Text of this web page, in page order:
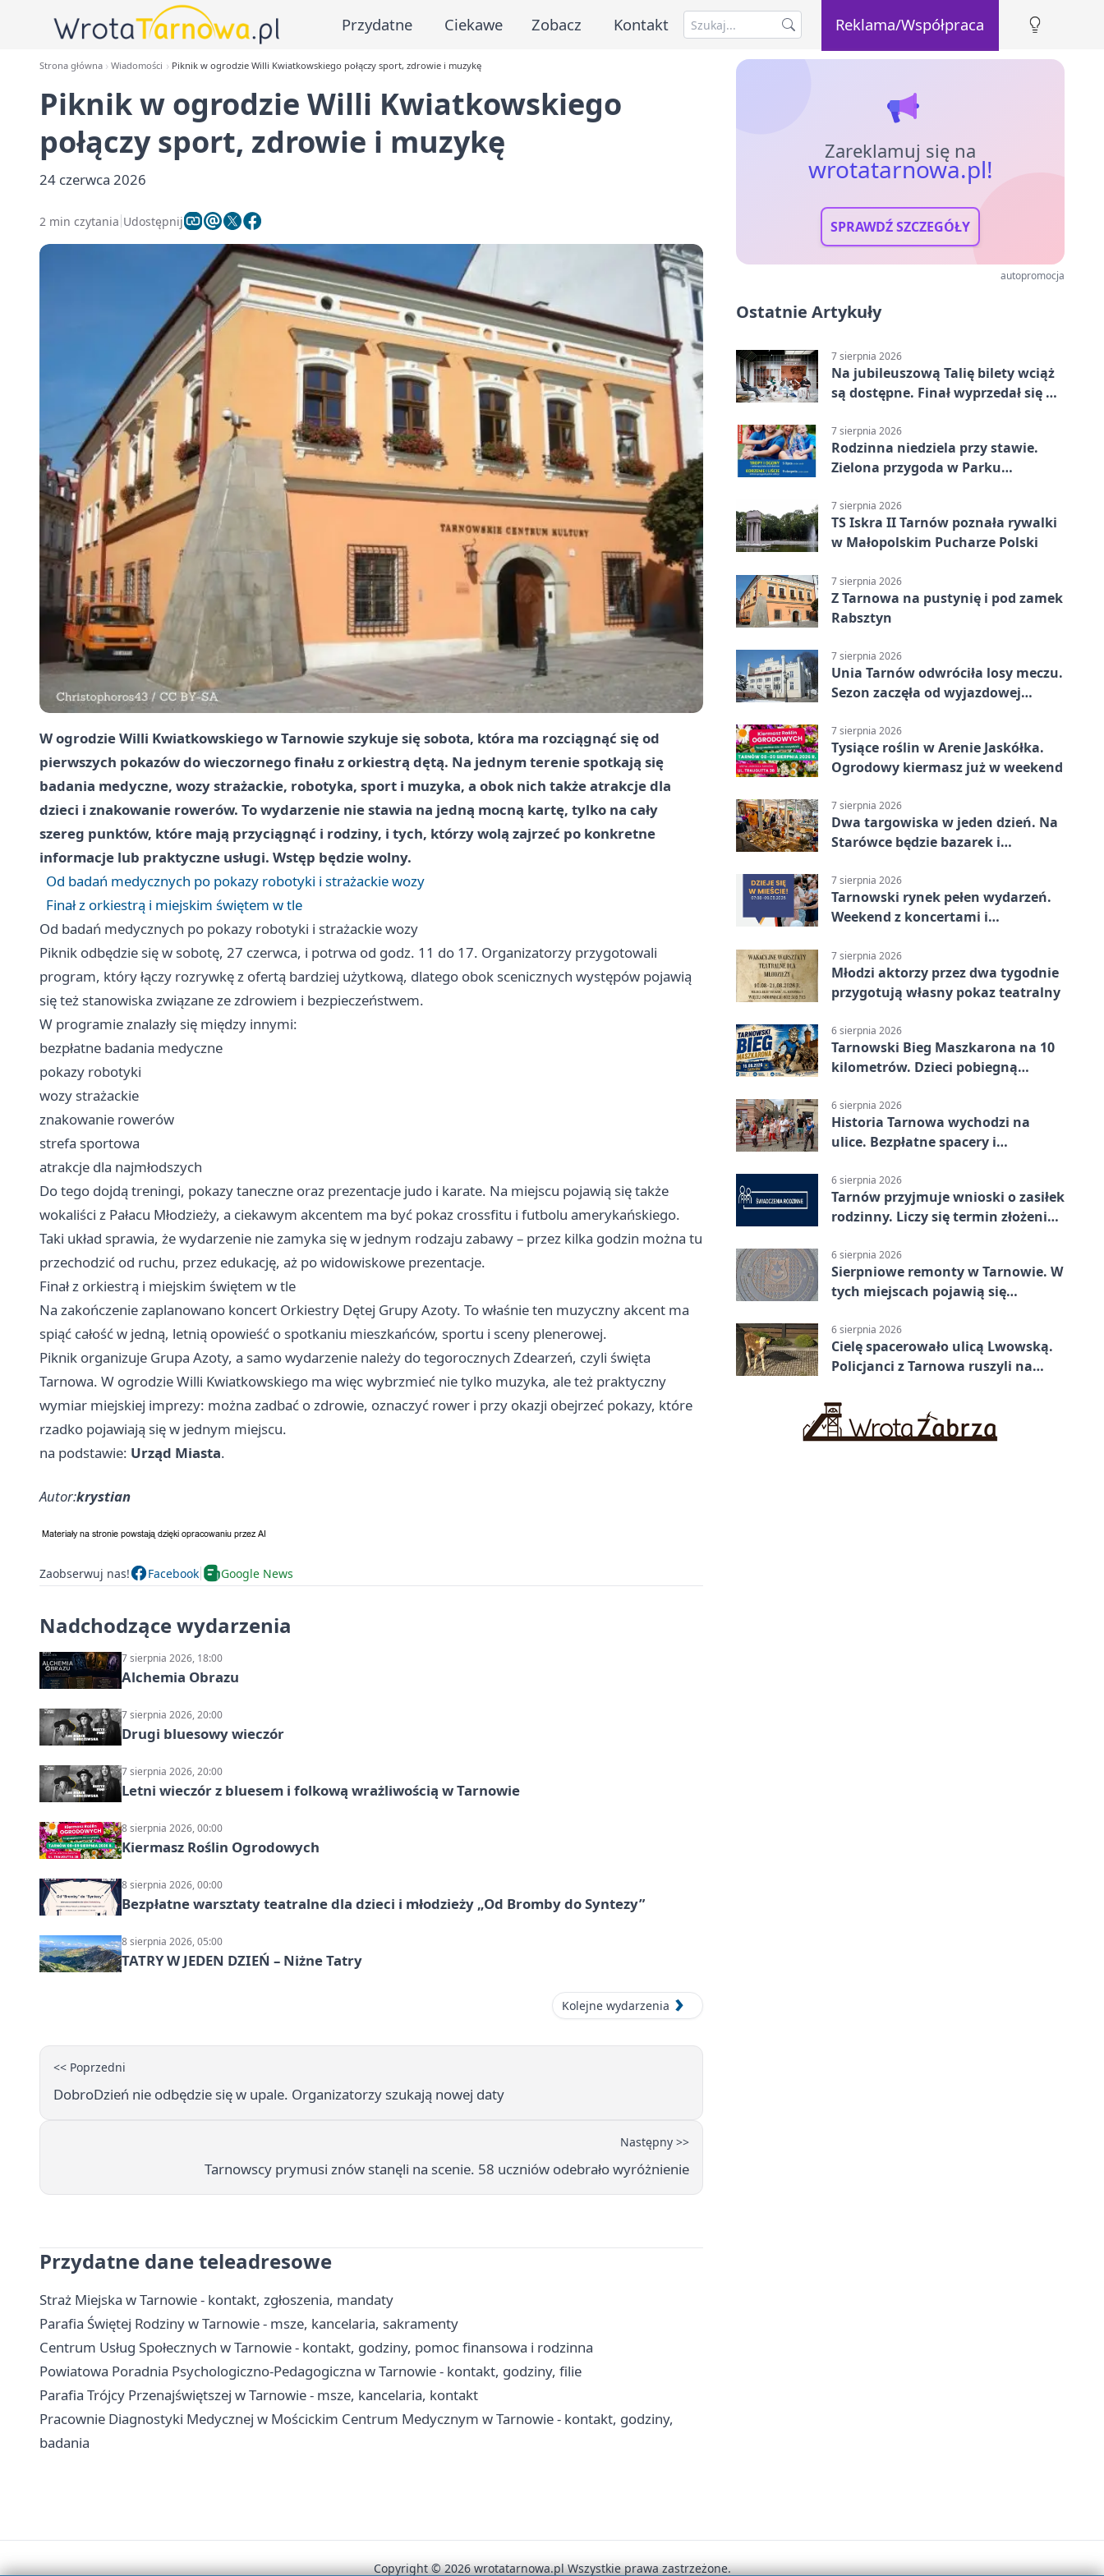
Przydatne Ciekawe Zobacz Kontakt Reklama/Współpraca
Strona główna Wiadomości Piknik w ogrodzie Willi Kwiatkowskiego połączy sport, zdrowie i muzykę
Piknik w ogrodzie Willi Kwiatkowskiego
połączy sport, zdrowie i muzykę
24 czerwca 2026
2 min czytania Udostępnij
W ogrodzie Willi Kwiatkowskiego w Tarnowie szykuje się sobota, która ma rozciągnąć się od
pierwszych pokazów do wieczornego finału z orkiestrą dętą. Na jednym terenie spotkają się
badania medyczne, wozy strażackie, robotyka, sport i muzyka, a obok nich także atrakcje dla
dzieci i znakowanie rowerów. To wydarzenie nie stawia na jedną mocną kartę, tylko na cały
szereg punktów, które mają przyciągnąć i rodziny, i tych, którzy wolą zajrzeć po konkretne
informacje lub praktyczne usługi. Wstęp będzie wolny.
Od badań medycznych po pokazy robotyki i strażackie wozy
Finał z orkiestrą i miejskim świętem w tle
Od badań medycznych po pokazy robotyki i strażackie wozy
Piknik odbędzie się w sobotę, 27 czerwca, i potrwa od godz. 11 do 17. Organizatorzy przygotowali
program, który łączy rozrywkę z ofertą bardziej użytkową, dlatego obok scenicznych występów pojawią
się też stanowiska związane ze zdrowiem i bezpieczeństwem.
W programie znalazły się między innymi:
bezpłatne badania medyczne
pokazy robotyki
wozy strażackie
znakowanie rowerów
strefa sportowa
atrakcje dla najmłodszych
Do tego dojdą treningi, pokazy taneczne oraz prezentacje judo i karate. Na miejscu pojawią się także
wokaliści z Pałacu Młodzieży, a ciekawym akcentem ma być pokaz crossfitu i futbolu amerykańskiego.
Taki układ sprawia, że wydarzenie nie zamyka się w jednym rodzaju zabawy – przez kilka godzin można tu
przechodzić od ruchu, przez edukację, aż po widowiskowe prezentacje.
Finał z orkiestrą i miejskim świętem w tle
Na zakończenie zaplanowano koncert Orkiestry Dętej Grupy Azoty. To właśnie ten muzyczny akcent ma
spiąć całość w jedną, letnią opowieść o spotkaniu mieszkańców, sportu i sceny plenerowej.
Piknik organizuje Grupa Azoty, a samo wydarzenie należy do tegorocznych Zdearzeń, czyli święta
Tarnowa. W ogrodzie Willi Kwiatkowskiego ma więc wybrzmieć nie tylko muzyka, ale też praktyczny
wymiar miejskiej imprezy: można zadbać o zdrowie, oznaczyć rower i przy okazji obejrzeć pokazy, które
rzadko pojawiają się w jednym miejscu.
na podstawie: Urząd Miasta.
Autor:krystian
Zaobserwuj nas! Facebook Google News
Nadchodzące wydarzenia
7 sierpnia 2026, 18:00
Alchemia Obrazu
7 sierpnia 2026, 20:00
Drugi bluesowy wieczór
7 sierpnia 2026, 20:00
Letni wieczór z bluesem i folkową wrażliwością w Tarnowie
8 sierpnia 2026, 00:00
Kiermasz Roślin Ogrodowych
8 sierpnia 2026, 00:00
Bezpłatne warsztaty teatralne dla dzieci i młodzieży „Od Bromby do Syntezy”
8 sierpnia 2026, 05:00
TATRY W JEDEN DZIEŃ – Niżne Tatry
Kolejne wydarzenia
<< Poprzedni
DobroDzień nie odbędzie się w upale. Organizatorzy szukają nowej daty
Następny >>
Tarnowscy prymusi znów stanęli na scenie. 58 uczniów odebrało wyróżnienie
Przydatne dane teleadresowe
Straż Miejska w Tarnowie - kontakt, zgłoszenia, mandaty
Parafia Świętej Rodziny w Tarnowie - msze, kancelaria, sakramenty
Centrum Usług Społecznych w Tarnowie - kontakt, godziny, pomoc finansowa i rodzinna
Powiatowa Poradnia Psychologiczno-Pedagogiczna w Tarnowie - kontakt, godziny, filie
Parafia Trójcy Przenajświętszej w Tarnowie - msze, kancelaria, kontakt
Pracownie Diagnostyki Medycznej w Mościckim Centrum Medycznym w Tarnowie - kontakt, godziny,
badania
Zareklamuj się na
wrotatarnowa.pl!
SPRAWDŹ SZCZEGÓŁY
autopromocja
Ostatnie Artykuły
7 sierpnia 2026
Na jubileuszową Talię bilety wciąż
są dostępne. Finał wyprzedał się w
7 sierpnia 2026
Rodzinna niedziela przy stawie.
Zielona przygoda w Parku
7 sierpnia 2026
TS Iskra II Tarnów poznała rywalki
w Małopolskim Pucharze Polski
7 sierpnia 2026
Z Tarnowa na pustynię i pod zamek
Rabsztyn
7 sierpnia 2026
Unia Tarnów odwróciła losy meczu.
Sezon zaczęła od wyjazdowej
7 sierpnia 2026
Tysiące roślin w Arenie Jaskółka.
Ogrodowy kiermasz już w weekend
7 sierpnia 2026
Dwa targowiska w jeden dzień. Na
Starówce będzie bazarek i
7 sierpnia 2026
Tarnowski rynek pełen wydarzeń.
Weekend z koncertami i
7 sierpnia 2026
Młodzi aktorzy przez dwa tygodnie
przygotują własny pokaz teatralny
6 sierpnia 2026
Tarnowski Bieg Maszkarona na 10
kilometrów. Dzieci pobiegną
6 sierpnia 2026
Historia Tarnowa wychodzi na
ulice. Bezpłatne spacery i
6 sierpnia 2026
Tarnów przyjmuje wnioski o zasiłek
rodzinny. Liczy się termin złożenia
6 sierpnia 2026
Sierpniowe remonty w Tarnowie. W
tych miejscach pojawią się
6 sierpnia 2026
Cielę spacerowało ulicą Lwowską.
Policjanci z Tarnowa ruszyli na
Copyright © 2026 wrotatarnowa.pl Wszystkie prawa zastrzeżone.